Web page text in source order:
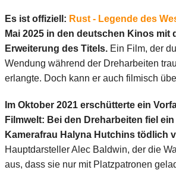
Es ist offiziell: Rust - Legende des
Mai 2025 in den deutschen Kinos mit
Erweiterung des Titels. Ein Film, der
Wendung während der Dreharbeiten
erlangte. Doch kann er auch filmisch
Im Oktober 2021 erschütterte ein
Filmwelt: Bei den Dreharbeiten fiel
Kamerafrau Halyna Hutchins tödlich
Hauptdarsteller Alec Baldwin, der die
aus, dass sie nur mit Platzpatronen